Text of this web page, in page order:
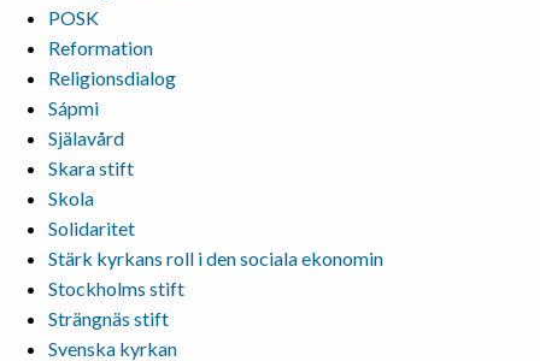
POSK
Reformation
Religionsdialog
Sápmi
Själavård
Skara stift
Skola
Solidaritet
Stärk kyrkans roll i den sociala ekonomin
Stockholms stift
Strängnäs stift
Svenska kyrkan